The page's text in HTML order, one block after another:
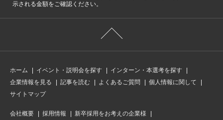
示される金額をご確認ください。
ホーム イベント・説明会を探す
インターン・本選考を探す
企業情報を見る
記事を読む よくあるご質問
個人情報に関して
サイトマップ
会社概要 採用情報 新卒採用をお考えの企業様